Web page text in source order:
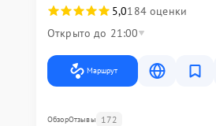
5,0184 оценки
Открыто до 21:00
Маршрут
ОбзорОтзывы 172